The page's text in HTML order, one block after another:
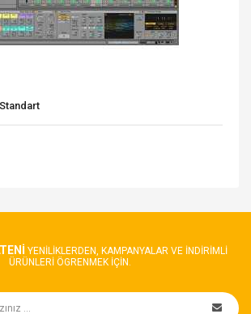
YENILIKLERDEN, KAMPANYALAR VE INDIRIMLI
ÜRÜNLERI ÖGRENMEK IÇIN.